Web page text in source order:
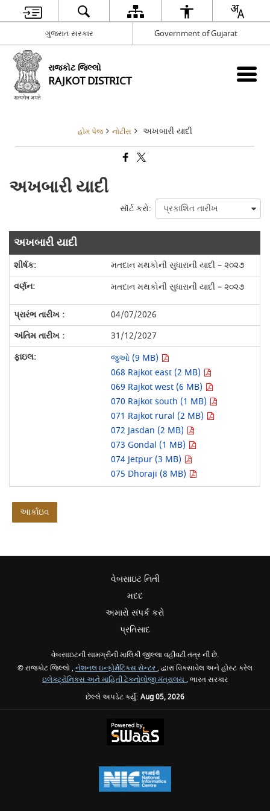
ગુજરાત સરકાર Government of Gujarat
રાજકોટ જિલ્લો
RAJKOT DISTRICT
હોમ પેજ નોટીસ અખબારી યાદી
અખબારી યાદી
સૉર્ટ કરો:
અખબારી યાદી
મતદાન મથકોની સુધારાની યાદી – ૨૦૨૭
મતદાન મથકોની સુધારાની યાદી – ૨૦૨૭
04/07/2026
31/12/2027
જુઓ (9 MB)
068 Rajkot east (2 MB)
069 Rajkot west (6 MB)
070 Rajkot south (1 MB)
071 Rajkot rural (2 MB)
072 Jasdan (2 MB)
073 Gondal (1 MB)
074 Jetpur (3 MB)
075 Dhoraji (8 MB)
આર્કાઇવ
વેબસાઇટ નિતી
મદદ
અમારો સંપર્ક કરો
પ્રતિસાદ
વેબસાઇટની સામગ્રીની માલિકી જીલ્લા વહીવટી તંત્ર ની છે.
© રાજકોટ જિલ્લો , નેશનલ ઇન્ફોર્મેટિક્સ સેન્ટર, દ્વારા વિકસાવેલ અને હોસ્ટ કરેલ
ઇલેક્ટ્રોનિક્સ અને માહિતી ટેકનોલોજી મંત્રાલય, ભારત સરકાર
છેલ્લે અપડેટ કર્યું: Aug 05, 2026